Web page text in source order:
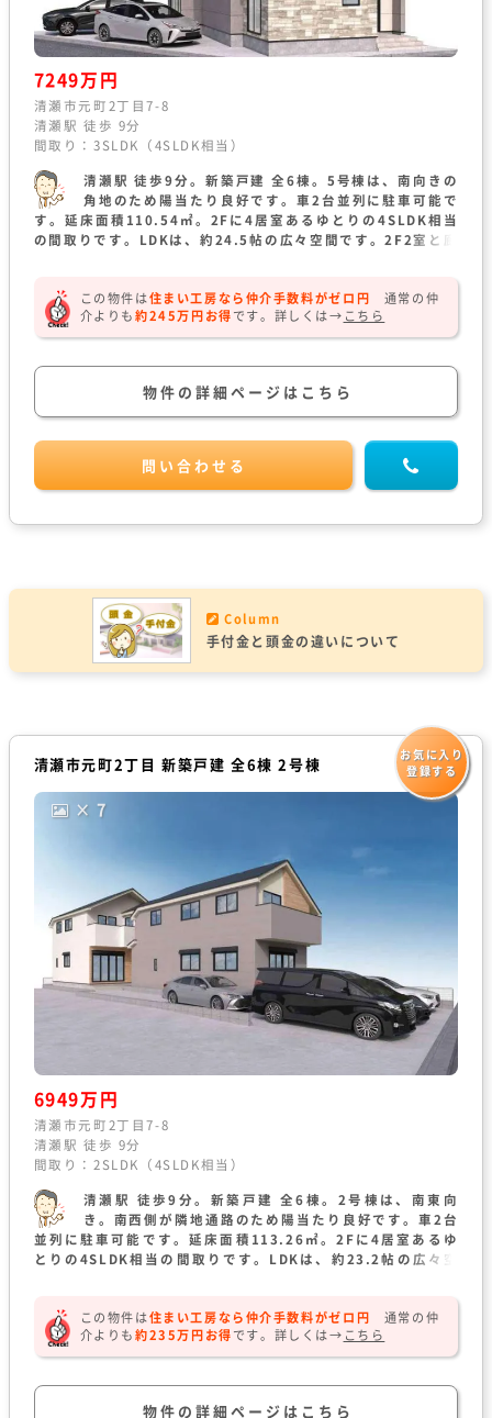
7249万円
清瀬市元町2丁目7-8
清瀬駅 徒歩 9分
間取り：3SLDK（4SLDK相当）
清瀬駅 徒歩9分。新築戸建 全6棟。5号棟は、南向きの
角地のため陽当たり良好です。車2台並列に駐車可能で
す。延床面積110.54㎡。2Fに4居室あるゆとりの4SLDK相当
の間取りです。LDKは、約24.5帖の広々空間です。2F2室と廊
この物件は住まい工房なら仲介手数料がゼロ円
通常の仲
介よりも約245万円お得です。 詳しくは→ こちら
物件の詳細ページはこちら
問い合わせる
Column
手付金と頭金の違いについて
清瀬市元町2丁目 新築戸建 全6棟 2号棟
お気に入り
登録する
× 7
6949万円
清瀬市元町2丁目7-8
清瀬駅 徒歩 9分
間取り：2SLDK（4SLDK相当）
清瀬駅 徒歩9分。新築戸建 全6棟。2号棟は、南東向
き。南西側が隣地通路のため陽当たり良好です。車2台
並列に駐車可能です。延床面積113.26㎡。2Fに4居室あるゆ
とりの4SLDK相当の間取りです。LDKは、約23.2帖の広々空
この物件は住まい工房なら仲介手数料がゼロ円
通常の仲
介よりも約235万円お得です。 詳しくは→ こちら
物件の詳細ページはこちら